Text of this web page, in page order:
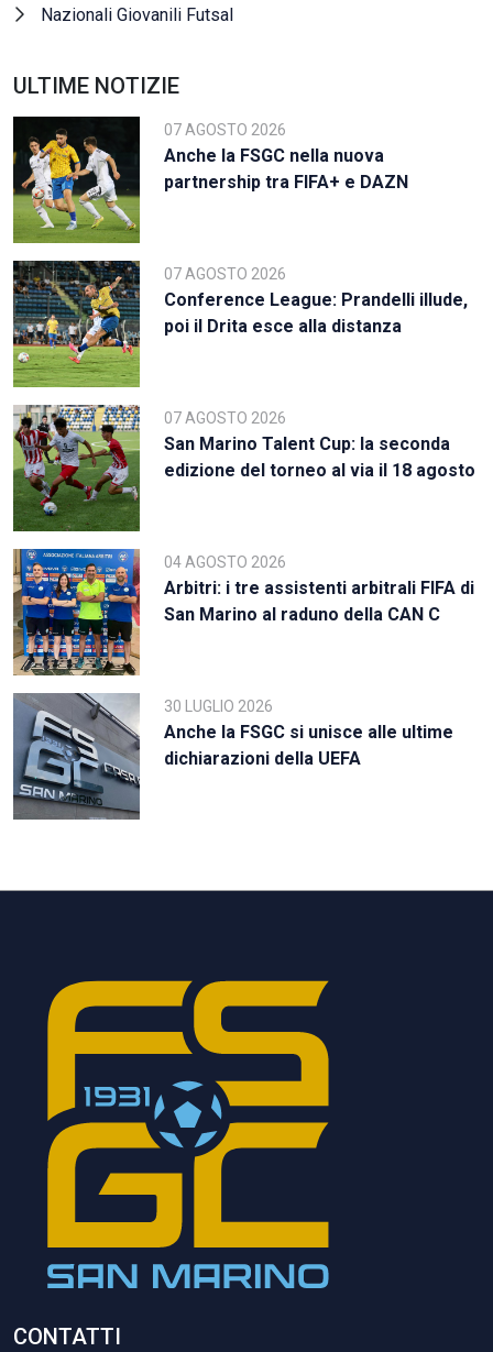
Nazionali Giovanili Futsal
ULTIME NOTIZIE
07 AGOSTO 2026
Anche la FSGC nella nuova
partnership tra FIFA+ e DAZN
07 AGOSTO 2026
Conference League: Prandelli illude,
poi il Drita esce alla distanza
07 AGOSTO 2026
San Marino Talent Cup: la seconda
edizione del torneo al via il 18 agosto
04 AGOSTO 2026
Arbitri: i tre assistenti arbitrali FIFA di
San Marino al raduno della CAN C
30 LUGLIO 2026
Anche la FSGC si unisce alle ultime
dichiarazioni della UEFA
CONTATTI